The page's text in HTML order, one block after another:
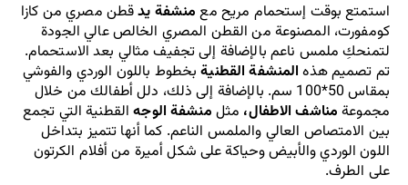
استمتع بوقت إستحمام مريح مع منشفة يد
قطن مصري من كازا
كومفورت، المصنوعة من القطن المصري الخالص عالي الجودة
لتمنحكِ ملمس ناعم بالإضافة إلى تجفيف مثالي بعد الاستحمام.
تم تصميم هذه المنشفة القطنية
بخطوط باللون الوردي والفوشي
بمقاس 50*100 سم. بالإضافة إلى ذلك، دلل أطفالك من خلال
مجموعة مناشف الاطفال، مثل منشفة الوجه
القطنية التي تجمع
بين الامتصاص العالي والملمس الناعم. كما أنها تتميز بتداخل
اللون الوردي والأبيض وحياكة على شكل أميرة من أفلام الكرتون
على الطرف.